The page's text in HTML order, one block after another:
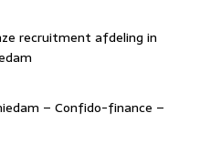
recruitment afdeling in
– Confido-finance –